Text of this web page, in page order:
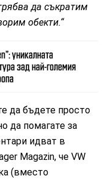
да съкратим
обекти.“
уникалната
зад най-големия
да бъдете просто
да помагате за
идват в
Magazin, че VW
(вместо